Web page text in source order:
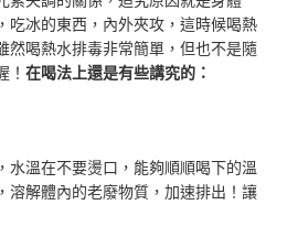
吃冰的東西，內外夾攻，這時候喝熱
然喝熱水排毒非常簡單，但也不是隨
！ 在喝法上還是有些講究的：
水溫在不要燙口，能夠順順喝下的溫
溶解體內的老廢物質，加速排出！讓